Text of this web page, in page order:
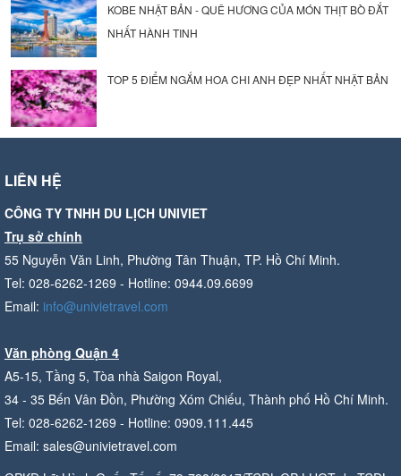
KOBE NHẬT BẢN - QUÊ HƯƠNG CỦA MÓN THỊT BÒ ĐẮT
NHẤT HÀNH TINH
TOP 5 ĐIỂM NGẮM HOA CHI ANH ĐẸP NHẤT NHẬT BẢN
LIÊN HỆ
CÔNG TY TNHH DU LỊCH UNIVIET
Trụ sở chính
55 Nguyễn Văn Linh, Phường Tân Thuận, TP. Hồ Chí Minh.
Tel: 028-6262-1269 - Hotline: 0944.09.6699
Email: info@univietravel.com
Văn phòng Quận 4
A5-15, Tầng 5, Tòa nhà Saigon Royal,
34 - 35 Bến Vân Đồn, Phường Xóm Chiếu, Thành phố Hồ Chí Minh.
Tel: 028-6262-1269 - Hotline: 0909.111.445
Email: sales@univietravel.com